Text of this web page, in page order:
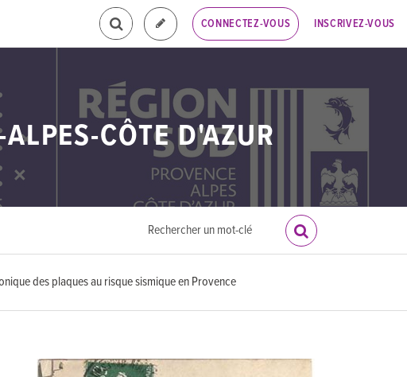
CONNECTEZ-VOUS INSCRIVEZ-VOUS
CÔTE D'AZUR
des plaques au risque sismique en Provence